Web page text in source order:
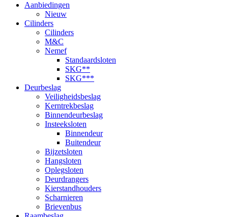
Aanbiedingen
Nieuw
Cilinders
Cilinders
M&C
Nemef
Standaardsloten
SKG**
SKG***
Deurbeslag
Veiligheidsbeslag
Kerntrekbeslag
Binnendeurbeslag
Insteeksloten
Binnendeur
Buitendeur
Bijzetsloten
Hangsloten
Oplegsloten
Deurdrangers
Kierstandhouders
Scharnieren
Brievenbus